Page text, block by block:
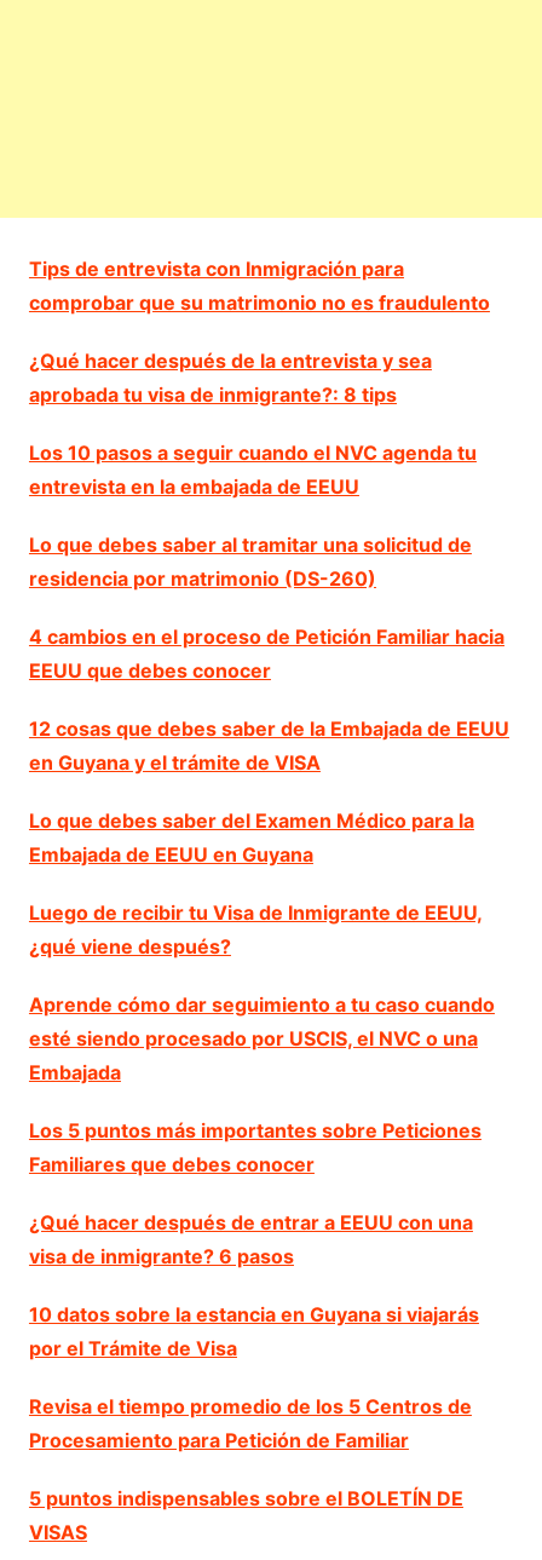
Tips de entrevista con Inmigración para
comprobar que su matrimonio no es fraudulento
¿Qué hacer después de la entrevista y sea
aprobada tu visa de inmigrante?: 8 tips
Los 10 pasos a seguir cuando el NVC agenda tu
entrevista en la embajada de EEUU
Lo que debes saber al tramitar una solicitud de
residencia por matrimonio (DS-260)
4 cambios en el proceso de Petición Familiar hacia
EEUU que debes conocer
12 cosas que debes saber de la Embajada de EEUU
en Guyana y el trámite de VISA
Lo que debes saber del Examen Médico para la
Embajada de EEUU en Guyana
Luego de recibir tu Visa de Inmigrante de EEUU,
¿qué viene después?
Aprende cómo dar seguimiento a tu caso cuando
esté siendo procesado por USCIS, el NVC o una
Embajada
Los 5 puntos más importantes sobre Peticiones
Familiares que debes conocer
¿Qué hacer después de entrar a EEUU con una
visa de inmigrante? 6 pasos
10 datos sobre la estancia en Guyana si viajarás
por el Trámite de Visa
Revisa el tiempo promedio de los 5 Centros de
Procesamiento para Petición de Familiar
5 puntos indispensables sobre el BOLETÍN DE
VISAS